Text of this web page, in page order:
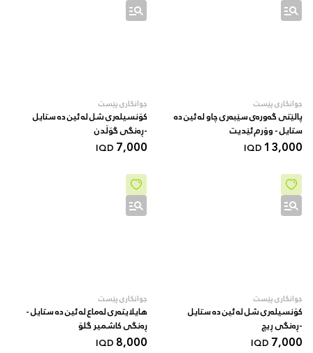
جوانکاری پێست
پالێتی گەورەی سێبەری چاو لە ئین دە
ستایل - وۆرم ئێدیت
13,000
IQD
جوانکاری پێست
کۆنسیلەری شل لە ئین دە ستایل
-ڕەنگی گۆڵدن
7,000
IQD
جوانکاری پێست
کۆنسیلەری شل لە ئین دە ستایل
-ڕەنگی ڕیچ
7,000
IQD
جوانکاری پێست
هایلایتەری لەماع لە ئین دە ستایل -
ڕەنگی کاشمیر گلۆ
8,000
IQD